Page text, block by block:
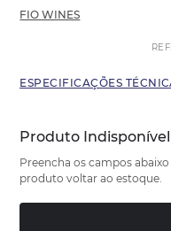
FIO WINES
REF:
ESPECIFICAÇÕES
Produto
Preencha os campos
produto voltar ao estoque.